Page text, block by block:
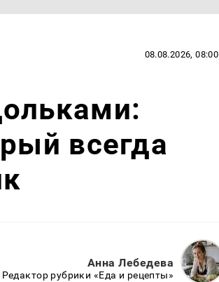
08.08.2026, 08:00
всегда
Анна Лебедева
Редактор рубрики «Еда и рецепты»